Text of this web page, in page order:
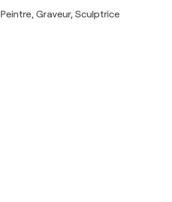
Peintre, Graveur, Sculptrice